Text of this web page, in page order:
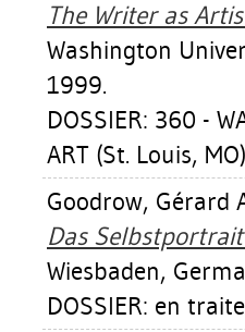
The Writer as
Washington
1999.
DOSSIER: 360 -
ART (St. Louis, MO)
Goodrow, Gérard
Das
Wiesbaden,
DOSSIER: en